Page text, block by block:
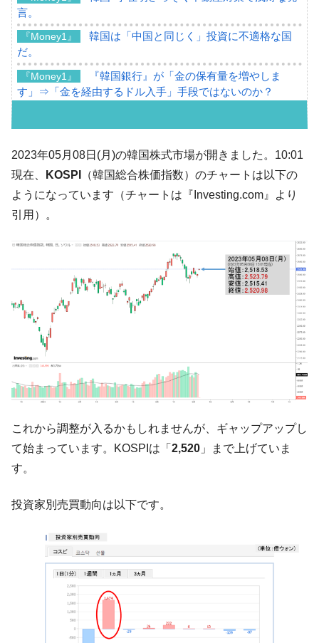
言。
『Money1』
韓国は「中国と同じく」投資に不適格な国
だ。
『Money1』
『韓国銀行』が「金の保有量を増やしま
す」⇒「金を経由するドル入手」手段ではないのか？
ル」まで拡大 ⇒ 海外資金の動きに強く左右される状態
『Money1』
韓国･帰ってきた李在明。李在明を支持しな
い「50.5％」に上昇
『Money1』
韓国大統領府ボンクラ政策室長が告発され
た ⇒ 国家が行った恐るべき株価操作であり、空前の国政壟
『Money1』
韓国･警察職員が「丸刈りになって抗議活
『Money1』
中国だけが鉄鋼輸出を異常増加させる ⇒ 中
国の過剰生産が世界を蝕む。
『Money1』
種は全般的「不調」⇒ PSIが示す現況は決して良くない。
『Money1』
【米韓激突案件】韓国消費者院が『クーパ
ン』1人当たり賠償10万ウォンを認定 ⇒ 総額3兆7,000億
『Money1』 韓国で猛暑。南東部では干ばつ
『Money1』
韓国型イージス搭載の次世代駆逐艦
「KDDX」1番艦、2032年竣工と公示
『Money1』
『Money1』
韓国政府『BYD』車への補助金を全廃 ⇒ 実
1.9倍！
『Money1』
在韓米国大使スティールが着韓！⇒ さっそ
く空港に詰めかけ「出て行け！」「極右勢力」のプラカー
ドを掲げる「在韓反米勢力」
『Money1』
韓国政府「2035年までに18.4GW規模のAIデ
ータセンター整備」⇒ だから無理だってば。
2023年05月08日(月)の韓国株式市場が開きました。10:01
現在、
KOSPI
（韓国総合株価指数）のチャートは以下の
ようになっています（チャートは『Investing.com』より
引用）。
これから調整が入るかもしれませんが、ギャップアップし
て始まっています。KOSPIは「 2,520 」まで上げていま
す。
投資家別売買動向は以下です。